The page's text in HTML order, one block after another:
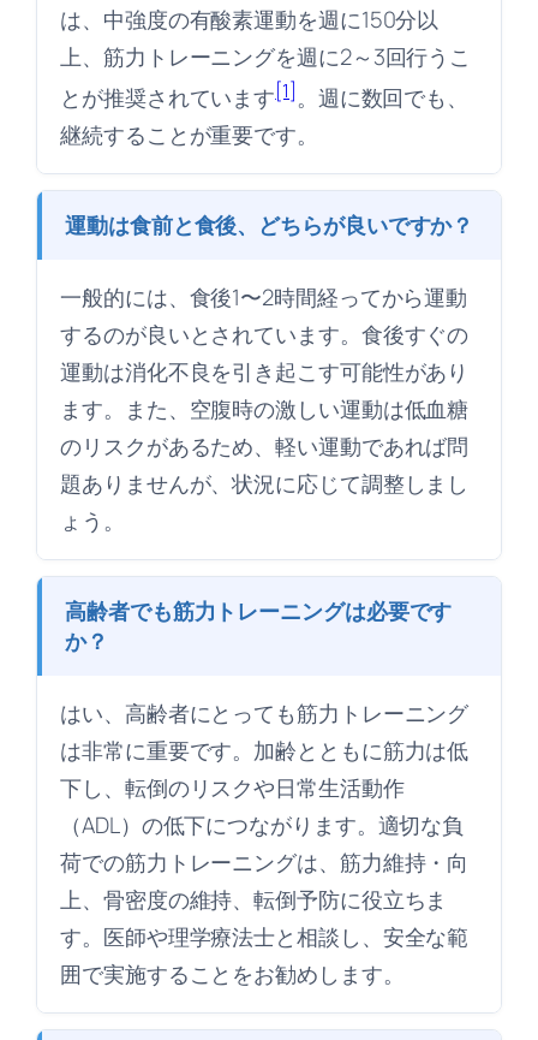
は、中強度の有酸素運動を週に150分以
上、筋力トレーニングを週に2～3回行うこ
とが推奨されています[1]。週に数回でも、
継続することが重要です。
運動は食前と食後、どちらが良いですか？
一般的には、食後1〜2時間経ってから運動
するのが良いとされています。食後すぐの
運動は消化不良を引き起こす可能性があり
ます。また、空腹時の激しい運動は低血糖
のリスクがあるため、軽い運動であれば問
題ありませんが、状況に応じて調整しまし
ょう。
高齢者でも筋力トレーニングは必要です
か？
はい、高齢者にとっても筋力トレーニング
は非常に重要です。加齢とともに筋力は低
下し、転倒のリスクや日常生活動作
（ADL）の低下につながります。適切な負
荷での筋力トレーニングは、筋力維持・向
上、骨密度の維持、転倒予防に役立ちま
す。医師や理学療法士と相談し、安全な範
囲で実施することをお勧めします。